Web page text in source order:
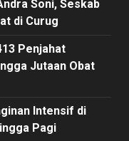
Soni, Seskab
di Curug
Penjahat
Jutaan Obat
Intensif di
Pagi